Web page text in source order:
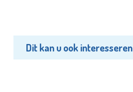
Dit kan u ook interesseren